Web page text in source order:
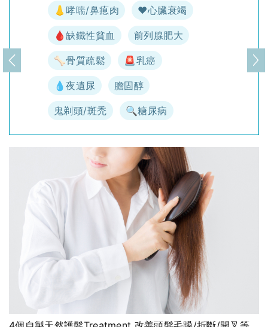
👃哮喘/鼻瘜肉 ♥️心臟衰竭
🩸缺鐵性貧血 前列腺肥大
🦴骨質疏鬆 🚨乳癌
💧夜遺尿 膽固醇
鬼剃頭/斑禿 🔍糖尿病
上一頁 下